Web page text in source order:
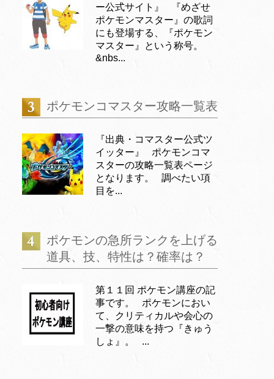
ー公式サイト』 『めざせ
ポケモンマスター』の歌詞
にも登場する、『ポケモン
マスター』という称号。
&nbs...
ポケモンコマスター攻略一覧表
『出典・コマスター公式ツ
イッター』 ポケモンコマ
スターの攻略一覧表ページ
となります。 調べたい項
目を...
ポケモンの急所ランクを上げる
道具、技、特性は？確率は？
第１１回 ポケモン講座の記
事です。 ポケモンにおい
て、クリティカルや会心の
一撃の意味を持つ『きゅう
しょ』。 ...